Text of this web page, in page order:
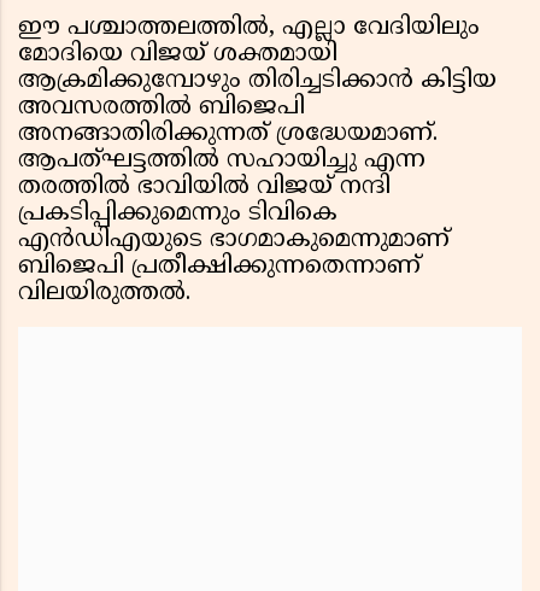
ഈ പശ്ചാത്തലത്തിൽ, എല്ലാ വേദിയിലും
മോദിയെ വിജയ് ശക്തമായി
ആക്രമിക്കുമ്പോഴും തിരിച്ചടിക്കാൻ കിട്ടിയ
അവസരത്തിൽ ബിജെപി
അനങ്ങാതിരിക്കുന്നത് ശ്രദ്ധേയമാണ്.
ആപത്ഘട്ടത്തിൽ സഹായിച്ചു എന്ന
തരത്തിൽ ഭാവിയിൽ വിജയ് നന്ദി
പ്രകടിപ്പിക്കുമെന്നും ടിവികെ
എൻഡിഎയുടെ ഭാഗമാകുമെന്നുമാണ്
ബിജെപി പ്രതീക്ഷിക്കുന്നതെന്നാണ്
വിലയിരുത്തൽ.